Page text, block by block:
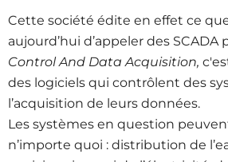
Cette société édite en effet ce
aujourd’hui d’appeler des SCADA
Control And Data Acquisition,
des logiciels qui contrôlent des
l’acquisition de leurs données.
Les systèmes en question
n’importe quoi : distribution de